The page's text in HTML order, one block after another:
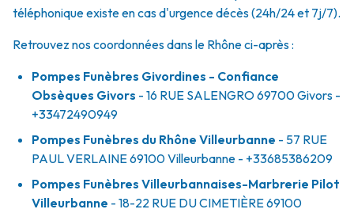
téléphonique existe en cas d'urgence décès (24h/24 et 7j/7).
Retrouvez nos coordonnées dans le Rhône ci-après :
Pompes Funèbres Givordines - Confiance
Obsèques Givors - 16 RUE SALENGRO69700Givors -
+33472490949
Pompes Funèbres du Rhône Villeurbanne - 57 RUE
PAUL VERLAINE69100Villeurbanne - +33685386209
Pompes Funèbres Villeurbannaises-Marbrerie Pilot
Villeurbanne - 18-22 RUE DU CIMETIÈRE69100